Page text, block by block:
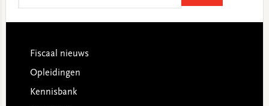
Footer
Fiscaal nieuws
Opleidingen
Kennisbank